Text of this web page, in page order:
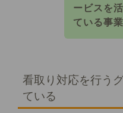
ービスを
ている事
看取り対応を行う
ている